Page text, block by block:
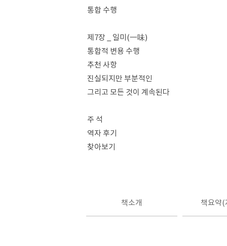
통합 수행
제7장 _ 일미(一味)
통합적 변용 수행
추천 사항
진실되지만 부분적인
그리고 모든 것이 계속된다
주 석
역자 후기
찾아보기
책소개 책요약(